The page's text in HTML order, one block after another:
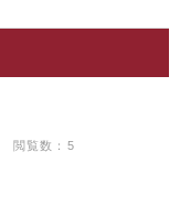
閲覧数：5